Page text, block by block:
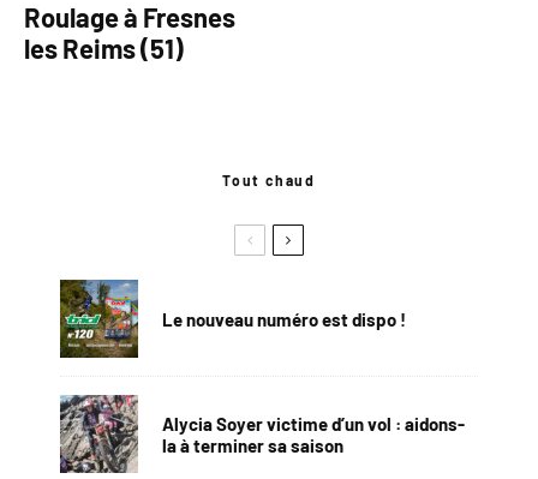
Roulage à Fresnes
les Reims (51)
Tout chaud
Le nouveau numéro est dispo !
Alycia Soyer victime d’un vol : aidons-
la à terminer sa saison